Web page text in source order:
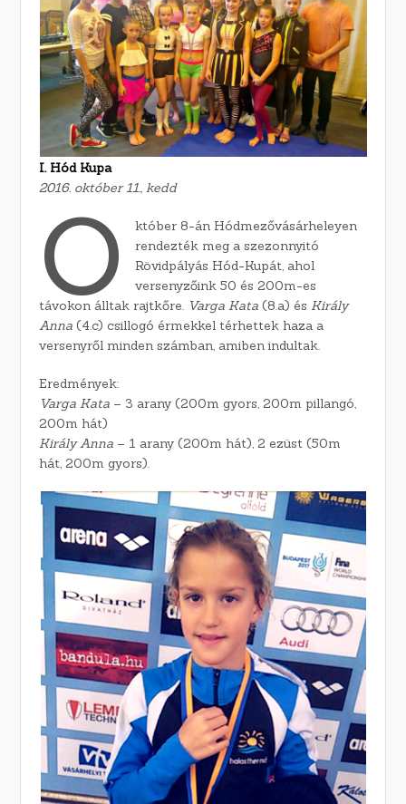
I. Hód Kupa
2016. október 11., kedd
O
któber 8-án Hódmezővásárheleyen
rendezték meg a szezonnyitó
Rövidpályás Hód-Kupát, ahol
versenyzőink 50 és 200m-es
távokon álltak rajtkőre. Varga Kata (8.a) és Király
Anna (4.c) csillogó érmekkel térhettek haza a
versenyről minden számban, amiben indultak.
Eredmények:
Varga Kata – 3 arany (200m gyors, 200m pillangó,
200m hát)
Király Anna – 1 arany (200m hát), 2 ezüst (50m
hát, 200m gyors).